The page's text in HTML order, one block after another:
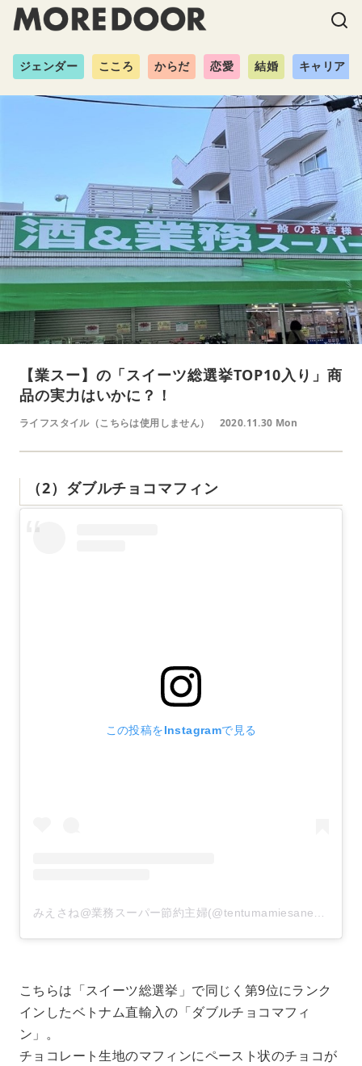
ジェンダー こころ からだ 恋愛 結婚 キャリア
【業スー】の「スイーツ総選挙TOP10入り」商
品の実力はいかに？！
ライフスタイル（こちらは使用しません） 2020.11.30 Mon
（2）ダブルチョコマフィン
この投稿をInstagramで見る
みえさね@業務スーパー節約主婦(@tentumamiesane)がシェアした投稿
こちらは「スイーツ総選挙」で同じく第9位にランク
インしたベトナム直輸入の「ダブルチョコマフィ
ン」。
チョコレート生地のマフィンにペースト状のチョコが